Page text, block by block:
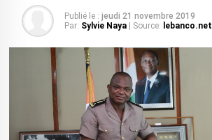
Publié le : jeudi 21 novembre 2019
Par: Sylvie Naya | Source: lebanco.net